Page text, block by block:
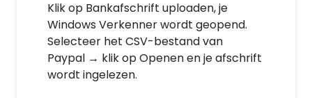
Klik op Bankafschrift uploaden, je
Windows Verkenner wordt geopend.
Selecteer het CSV-bestand van
Paypal → klik op Openen en je afschrift
wordt ingelezen.